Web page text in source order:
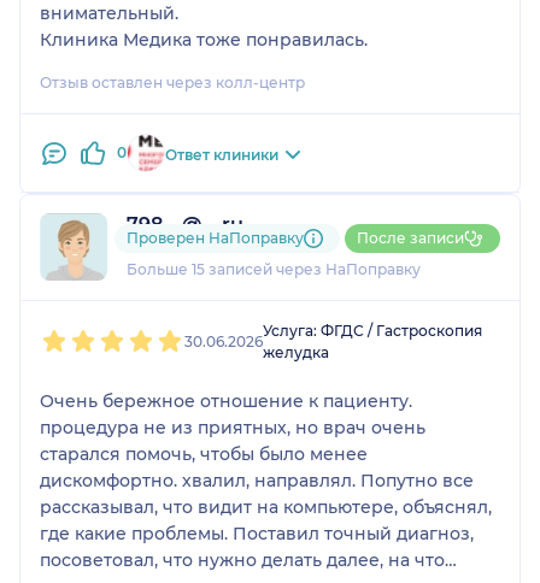
внимательный.
Клиника Медика тоже понравилась.
Отзыв оставлен через колл-центр
0 Ответ клиники
798....@....ru
1 отзыви1 оценка
Больше 15 записей через НаПоправку
Проверен НаПоправку После записи
30.06.2026
Услуга: ФГДС / Гастроскопия
желудка
Очень бережное отношение к пациенту.
процедура не из приятных, но врач очень
старался помочь, чтобы было менее
дискомфортно. хвалил, направлял. Попутно все
рассказывал, что видит на компьютере, объяснял,
где какие проблемы. Поставил точный диагноз,
посоветовал, что нужно делать далее, на что